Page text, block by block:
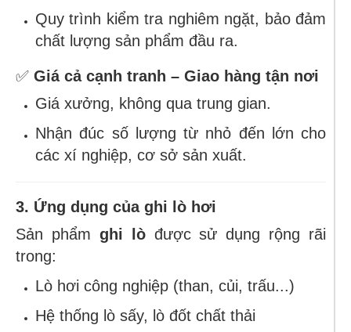
Quy trình kiểm tra nghiêm ngặt, bảo đảm
chất lượng sản phẩm đầu ra.
✅ Giá cả cạnh tranh – Giao hàng tận nơi
Giá xưởng, không qua trung gian.
Nhận đúc số lượng từ nhỏ đến lớn cho
các xí nghiệp, cơ sở sản xuất.
3. Ứng dụng của ghi lò hơi
Sản phẩm ghi lòđược sử dụng rộng rãi
trong:
Lò hơi công nghiệp (than, củi, trấu...)
Hệ thống lò sấy, lò đốt chất thải